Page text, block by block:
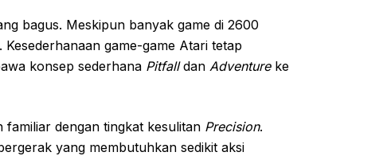
bagus. Meskipun banyak game di 2600
game-game Atari tetap
konsep sederhana Pitfalldan Adventureke
familiar dengan tingkat kesulitan Precision.
yang membutuhkan sedikit aksi